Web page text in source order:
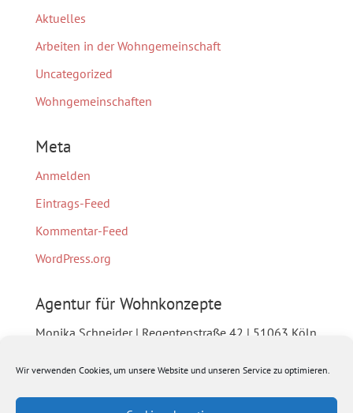
Wir verwenden Cookies, um unsere Website und unseren Service zu optimieren.
Aktuelles
Arbeiten in der Wohngemeinschaft
Uncategorized
Wohngemeinschaften
Meta
Anmelden
Eintrags-Feed
Kommentar-Feed
WordPress.org
Agentur für Wohnkonzepte
Monika Schneider | Regentenstraße 42 | 51063 Köln
info@agentur-fuer-wohnkonzepte.de |
www.agentur-fuer-wohnkonzepte.de